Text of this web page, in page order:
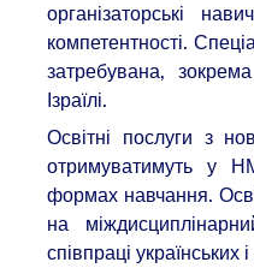
організаторські
компетентності.
затребувана,
Ізраїлі.
Освітні послуги з
отримуватимуть у
формах навчання.
на
співпраці українських